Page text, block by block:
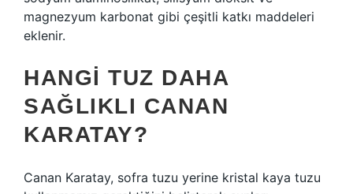
magnezyum karbonat gibi çeşitli katkı maddeleri
eklenir.
HANGI TUZ DAHA
SAĞLIKLI CANAN
KARATAY?
Canan Karatay, sofra tuzu yerine kristal kaya tuzu